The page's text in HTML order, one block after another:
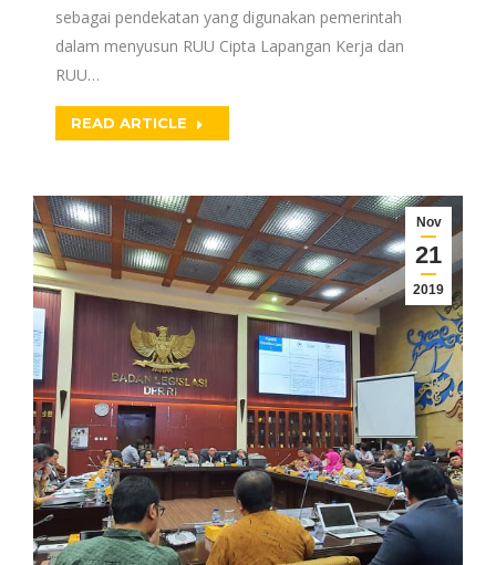
sebagai pendekatan yang digunakan pemerintah
dalam menyusun RUU Cipta Lapangan Kerja dan
RUU…
READ ARTICLE
Nov
21
2019